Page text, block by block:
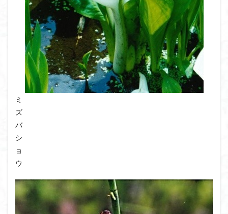
ミ
ズ
バ
シ
ョ
ウ